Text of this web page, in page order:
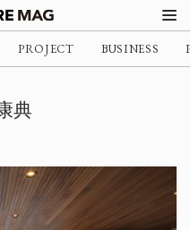
PROJECT BUSINESS
典